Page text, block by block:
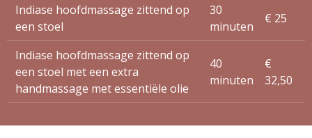
Indiase hoofdmassage zittend op
een stoel
30
minuten
€ 25
Indiase hoofdmassage zittend op
een stoel met een extra
handmassage met essentiële olie
40
minuten
€
32,50